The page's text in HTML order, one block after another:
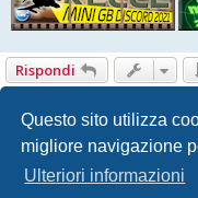
Questo sito utilizza
migliore navigazione
Ulteriori informazioni
Rispondi